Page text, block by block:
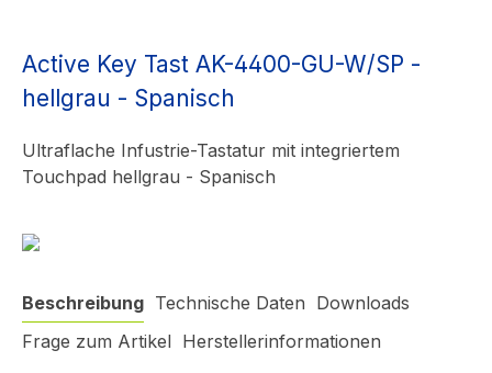
Active Key Tast AK-4400-GU-W/SP -
hellgrau - Spanisch
Ultraflache Infustrie-Tastatur mit integriertem
Touchpad hellgrau - Spanisch
Beschreibung Technische Daten Downloads
Frage zum Artikel Herstellerinformationen